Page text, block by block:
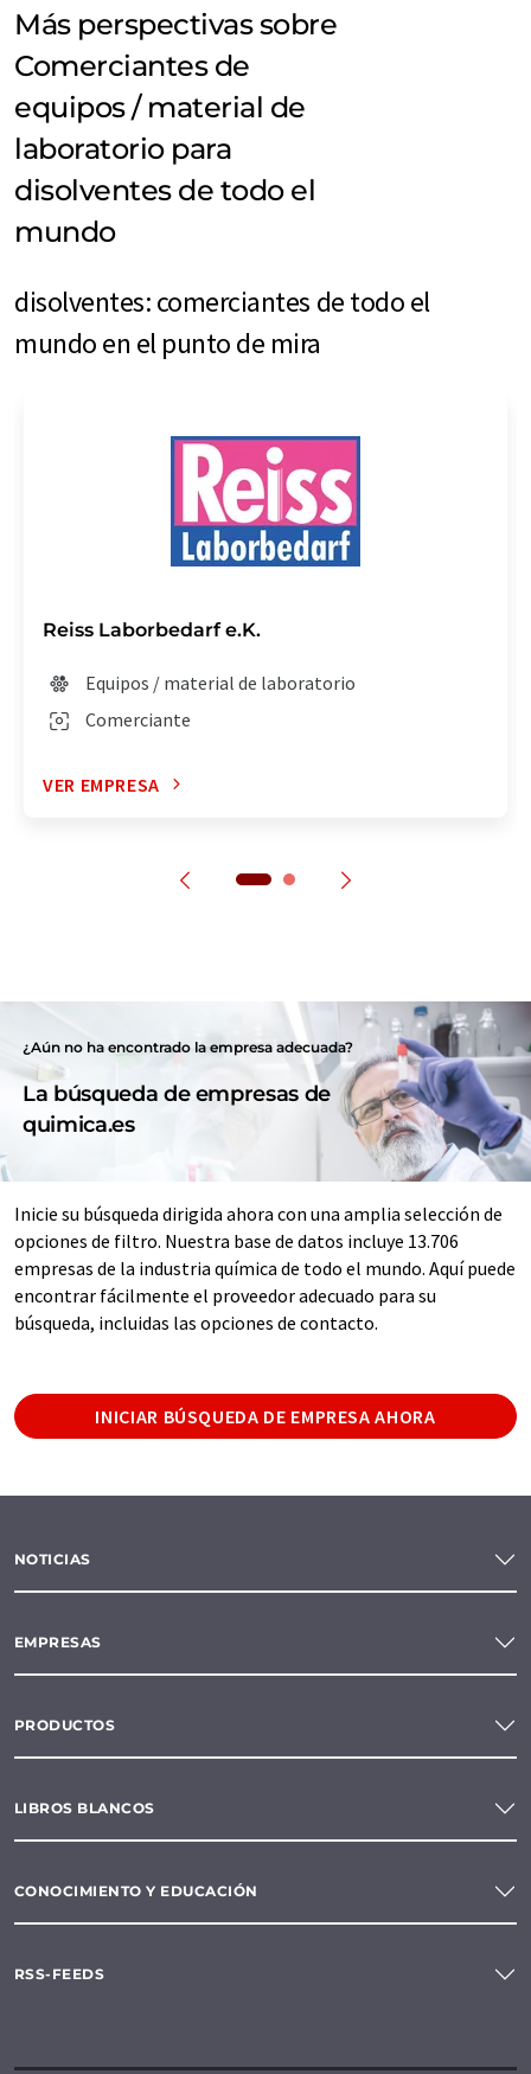
Más perspectivas sobre
Comerciantes de
equipos / material de
laboratorio para
disolventes de todo el
mundo
disolventes: comerciantes de todo el
mundo en el punto de mira
Reiss Laborbedarf e.K.
Equipos / material de laboratorio
Comerciante
VER EMPRESA
¿Aún no ha encontrado la empresa adecuada?
La búsqueda de empresas de
quimica.es
Inicie su búsqueda dirigida ahora con una amplia selección de
opciones de filtro. Nuestra base de datos incluye 13.706
empresas de la industria química de todo el mundo. Aquí puede
encontrar fácilmente el proveedor adecuado para su
búsqueda, incluidas las opciones de contacto.
INICIAR BÚSQUEDA DE EMPRESA AHORA
NOTICIAS
EMPRESAS
PRODUCTOS
LIBROS BLANCOS
CONOCIMIENTO Y EDUCACIÓN
RSS-FEEDS